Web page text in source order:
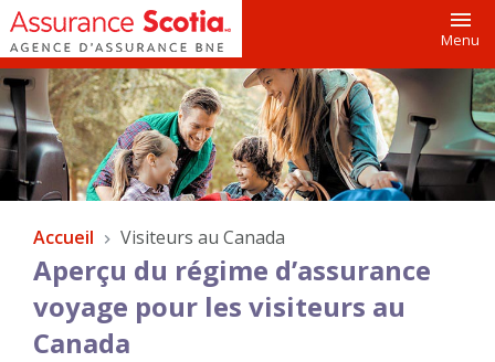
Menu
Accueil Visiteurs au Canada
Aperçu du régime d’assurance
voyage pour les visiteurs au
Canada